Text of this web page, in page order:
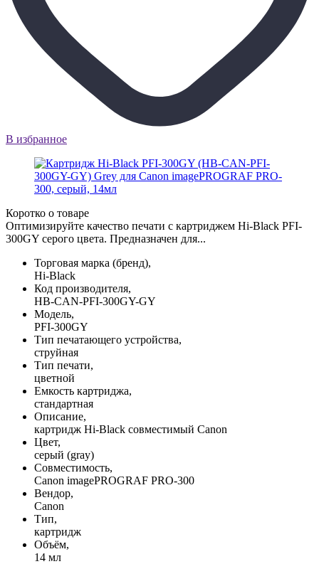
В избранное
Коротко о товаре
Оптимизируйте качество печати с картриджем Hi-Black PFI-
300GY серого цвета. Предназначен для...
Торговая марка (бренд),
Hi-Black
Код производителя,
HB-CAN-PFI-300GY-GY
Модель,
PFI-300GY
Тип печатающего устройства,
струйная
Тип печати,
цветной
Емкость картриджа,
стандартная
Описание,
картридж Hi-Black совместимый Canon
Цвет,
серый (gray)
Совместимость,
Canon imagePROGRAF PRO-300
Вендор,
Canon
Тип,
картридж
Объём,
14 мл